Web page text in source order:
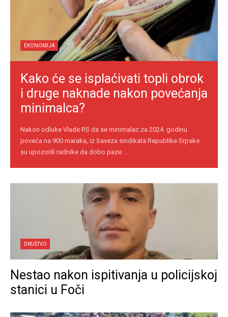
EKONOMIJA
Kako će se isplaćivati topli obrok
i druge naknade nakon povećanja
minimalca?
Nakon odluke Vlade RS da se minimalac za 2024. godinu
poveća na 900 maraka, iz Saveza sindikata Republike Srpske
su upozorili radnike da dobo paze ...
DRUŠTVO
Nestao nakon ispitivanja u policijskoj
stanici u Foči